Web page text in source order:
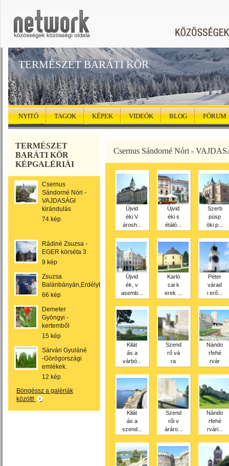
TERMÉSZET BARÁTI KÖR
NYITÓ TAGOK KÉPEK VIDEÓK BLOG FÓRUM
TERMÉSZET
BARÁTI KÖR
KÉPGALÉRIÁI
Csernus
Sándorné Nóri -
VAJDASÁGI
kirándulás
74 kép
Rádiné Zsuzsa -
EGER körséta 3
9 kép
Zsuzsa
Balánbányán,Erdélyben.
66 kép
Demeter
Gyöngyi -
kertemből
15 kép
Sárvári Gyuláné
-Görögországi
emlékek.
12 kép
Böngéssz a galériák
között!
Csernus Sándorné Nóri -
Újvid
éki V
árosh...
Újvid
éki s
étáló...
Szerb
püsp
öki p...
Újvid
ék, v
asemb...
Karló
cai k
erek ...
Péter
várad
i erő...
Kilát
ás a
várbó...
Szend
rő vá
ra
Nándo
rfehé
rvár
Kilát
ás a
szend...
Szend
rői v
áráro...
Nándo
rfehé
rvári...